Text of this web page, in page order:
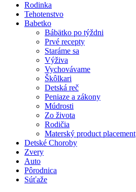
Rodinka
Tehotenstvo
Babetko
Bábätko po týždni
Prvé recepty
Staráme sa
Výživa
Vychovávame
Škôlkari
Detská reč
Peniaze a zákony
Múdrosti
Zo života
Rodičia
Materský product placement
Detské Choroby
Zvery
Auto
Pôrodnica
Súťaže